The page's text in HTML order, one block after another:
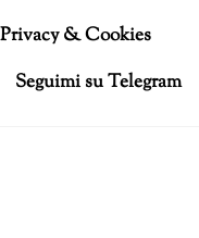
Privacy & Cookies
Seguimi su Telegram